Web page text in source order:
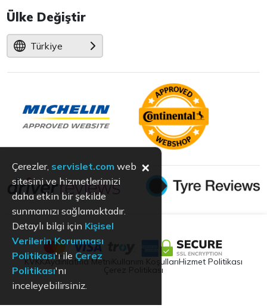
Ülke Değiştir
Türkiye
KVKKAydınlatma Metni Kullanım KoşullarıHizmet Politikası
Çerez Politikası
Çerezler, servislet.com web
sitesini ve hizmetlerimizi
daha etkin bir şekilde
sunmamızı sağlamaktadır.
Detaylı bilgi için Kişisel
Verilerin Korunması
Politikası'ı ile Çerez
Politikası'nı
inceleyebilirsiniz.
×